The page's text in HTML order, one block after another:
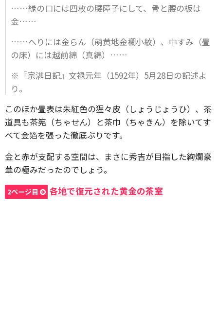
……縁の口には四枚の腰障子にして、骨と腰の板は
金……
……へりには金らん（萌黄地金襴小紋）、中すみ（畳
の床）には越前綿（真綿）……
※『宗湛日記』文禄元年（1592年）5月28日の記述よ
り。
このほか畳表は朱紅色の猩々皮（しょうじょうひ）、茶
道具も茶筅（ちゃせん）と茶巾（ちゃきん）を除いてす
べて金箔を張った徹底ぶりです。
金と赤が支配する空間は、まさに秀吉が目指した絢爛豪
華の極みだったのでしょう。
2ページ目 各地で復元された黄金の茶室